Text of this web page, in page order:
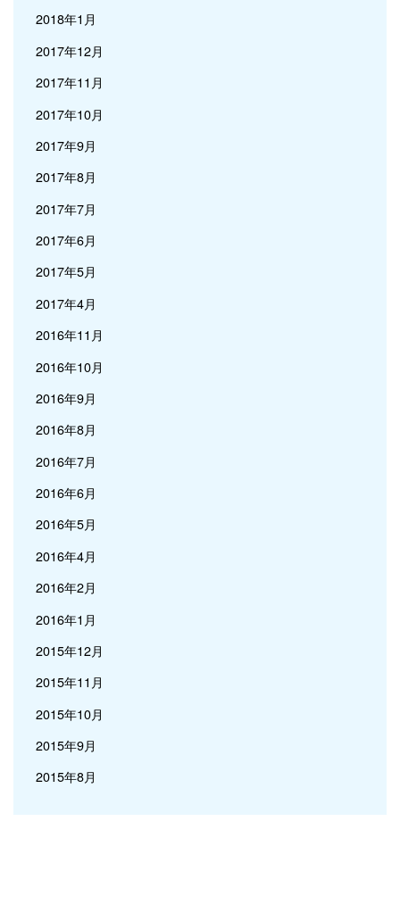
2018年1月
2017年12月
2017年11月
2017年10月
2017年9月
2017年8月
2017年7月
2017年6月
2017年5月
2017年4月
2016年11月
2016年10月
2016年9月
2016年8月
2016年7月
2016年6月
2016年5月
2016年4月
2016年2月
2016年1月
2015年12月
2015年11月
2015年10月
2015年9月
2015年8月